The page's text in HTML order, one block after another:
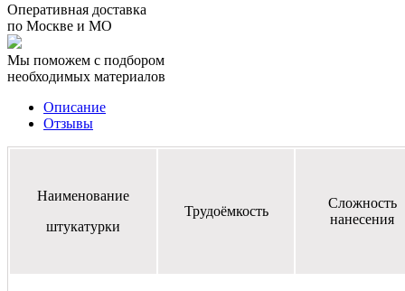
Оперативная доставка
по Москве и МО
Мы поможем с подбором
необходимых материалов
Описание
Отзывы
Наименование
штукатурки
Трудоёмкость
Сложность
нанесения